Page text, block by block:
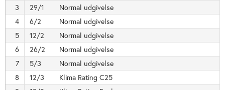
3
29/1
Normal udgivelse
4
6/2
Normal udgivelse
5
12/2
Normal udgivelse
6
26/2
Normal udgivelse
7
5/3
Normal udgivelse
8
12/3
Klima Rating C25